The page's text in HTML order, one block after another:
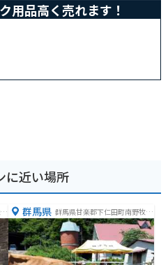
用品高く売れます！
に近い場所
群馬県 群馬県甘楽郡下仁田町南野牧２
５０